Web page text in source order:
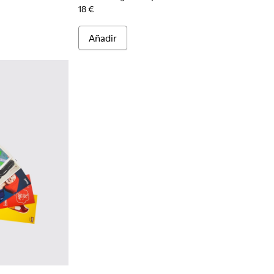
18 €
Añadir